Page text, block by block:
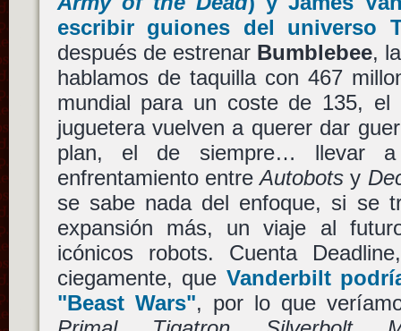
escribir guiones del universo
después de estrenar Bumblebee,
hablamos de taquilla con 467
mundial para un coste de 135,
juguetera vuelven a querer dar
plan, el de siempre… llevar
enfrentamiento entreAutobots y
se sabe nada del enfoque, si se
expansión más, un viaje al
icónicos robots. Cuenta
ciegamente, que Vanderbilt
"Beast Wars", por lo que